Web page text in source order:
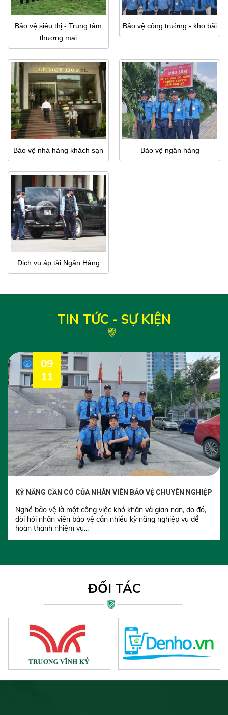
Bảo vệ siêu thị - Trung tâm
thương mại
Bảo vệ công trường - kho bãi
Bảo vệ nhà hàng khách sạn Bảo vệ ngân hàng
Dịch vụ áp tải Ngân Hàng
TIN TỨC - SỰ KIỆN
09
11
KỸ NĂNG CẦN CÓ CỦA NHÂN VIÊN BẢO VỆ CHUYÊN NGHIỆP
Nghề bảo vệ là một công việc khó khăn và gian nan, do đó,
đòi hỏi nhân viên bảo vệ cần nhiều kỹ năng nghiệp vụ để
hoàn thành nhiệm vụ..,
ĐỐI TÁC